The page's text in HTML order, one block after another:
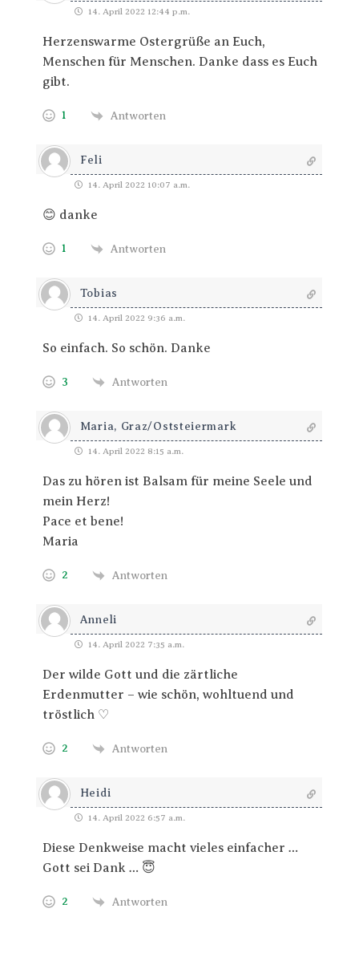
14. April 2022 12:44 p.m.
Herzenswarme Ostergrüße an Euch,
Menschen für Menschen. Danke dass es Euch
gibt.
1 Antworten
Feli
14. April 2022 10:07 a.m.
😊 danke
1 Antworten
Tobias
14. April 2022 9:36 a.m.
So einfach. So schön. Danke
3 Antworten
Maria, Graz/Oststeiermark
14. April 2022 8:15 a.m.
Das zu hören ist Balsam für meine Seele und
mein Herz!
Pace et bene!
Maria
2 Antworten
Anneli
14. April 2022 7:35 a.m.
Der wilde Gott und die zärtliche
Erdenmutter – wie schön, wohltuend und
tröstlich ♡
2 Antworten
Heidi
14. April 2022 6:57 a.m.
Diese Denkweise macht vieles einfacher …
Gott sei Dank … 😇
2 Antworten